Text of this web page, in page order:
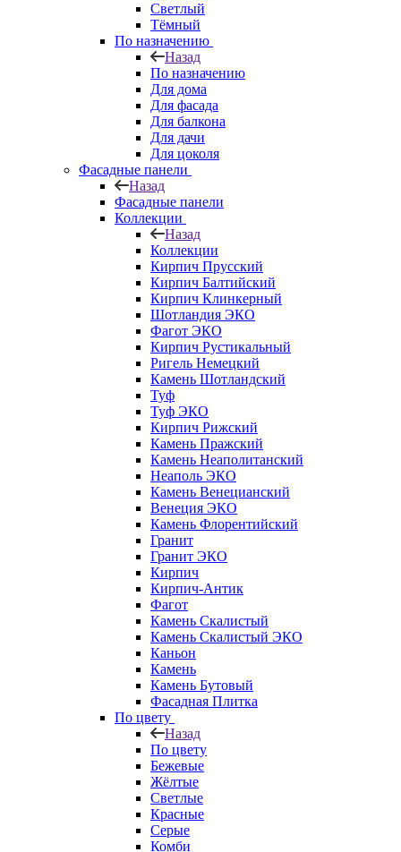
Светлый
Тёмный
По назначению
Назад
По назначению
Для дома
Для фасада
Для балкона
Для дачи
Для цоколя
Фасадные панели
Назад
Фасадные панели
Коллекции
Назад
Коллекции
Кирпич Прусский
Кирпич Балтийский
Кирпич Клинкерный
Шотландия ЭКО
Фагот ЭКО
Кирпич Рустикальный
Ригель Немецкий
Камень Шотландский
Туф
Туф ЭКО
Кирпич Рижский
Камень Пражский
Камень Неаполитанский
Неаполь ЭКО
Камень Венецианский
Венеция ЭКО
Камень Флорентийский
Гранит
Гранит ЭКО
Кирпич
Кирпич-Антик
Фагот
Камень Скалистый
Камень Скалистый ЭКО
Каньон
Камень
Камень Бутовый
Фасадная Плитка
По цвету
Назад
По цвету
Бежевые
Жёлтые
Светлые
Красные
Серые
Комби